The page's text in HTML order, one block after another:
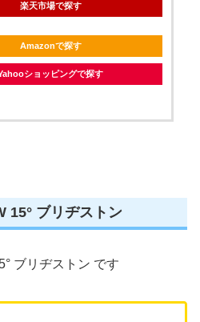
楽天市場で探す
Amazonで探す
ショッピングで探す
15° ブリヂストン
ブリヂストン です